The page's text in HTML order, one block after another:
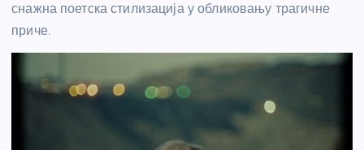
снажна поетска стилизација у обликовању трагичне
приче.